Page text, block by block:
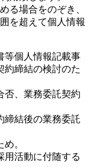
る場合をのぞき、
を超えて個人情報
等個人情報記載事
約締結の検討のた
否、業務委託契約
締結後の業務委託
。
用活動に付随する